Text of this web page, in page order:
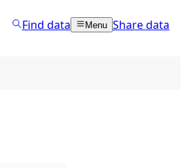
Find data Menu Share data